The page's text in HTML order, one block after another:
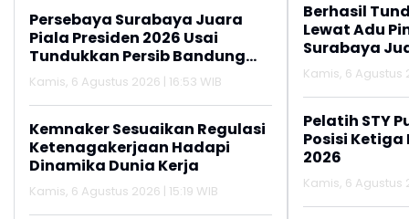
Persebaya Surabaya Juara
Piala Presiden 2026 Usai
Tundukkan Persib Bandung
Lewat Adu Penalti
Kamis, 6 Agustus 2026 | 16:53 WIB
Kemnaker Sesuaikan Regulasi
Ketenagakerjaan Hadapi
Dinamika Dunia Kerja
Kamis, 6 Agustus 2026 | 15:19 WIB
Berhasil
Lewat Adu
Surabaya
2026
Kamis, 6 Agustus
Pelatih STY
Posisi Ketiga
2026
Kamis, 6 Agustus